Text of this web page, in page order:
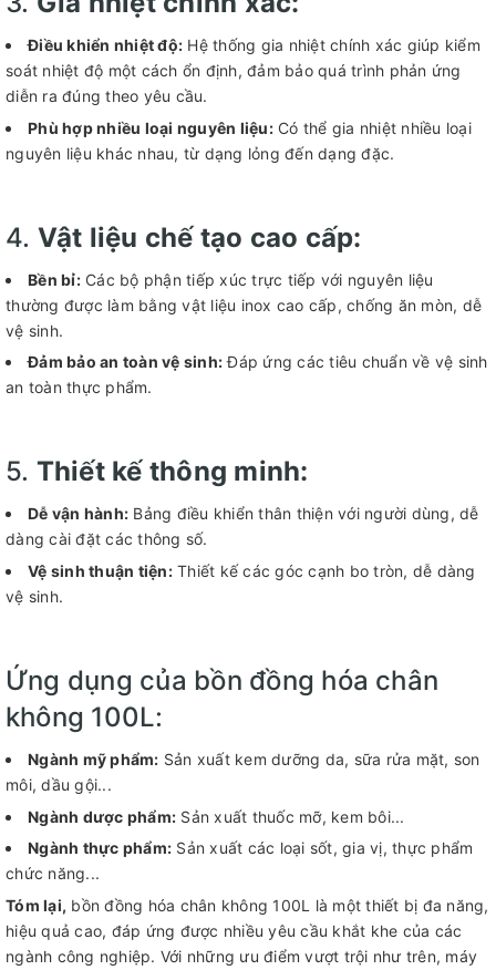
Điều khiển nhiệt độ: Hệ thống gia nhiệt chính xác giúp kiểm
soát nhiệt độ một cách ổn định, đảm bảo quá trình phản ứng
diễn ra đúng theo yêu cầu.
Phù hợp nhiều loại nguyên liệu:Có thể gia nhiệt nhiều loại
nguyên liệu khác nhau, từ dạng lỏng đến dạng đặc.
4. Vật liệu chế tạo cao cấp:
Bền bỉ:Các bộ phận tiếp xúc trực tiếp với nguyên liệu
thường được làm bằng vật liệu inox cao cấp, chống ăn mòn, dễ
vệ sinh.
Đảm bảo an toàn vệ sinh:Đáp ứng các tiêu chuẩn về vệ sinh
an toàn thực phẩm.
5. Thiết kế thông minh:
Dễ vận hành: Bảng điều khiển thân thiện với người dùng, dễ
dàng cài đặt các thông số.
Vệ sinh thuận tiện:Thiết kế các góc cạnh bo tròn, dễ dàng
vệ sinh.
Ứng dụng của bồn đồng hóa chân
không 100L:
Ngành mỹ phẩm: Sản xuất kem dưỡng da, sữa rửa mặt, son
môi, dầu gội...
Ngành dược phẩm: Sản xuất thuốc mỡ, kem bôi...
Ngành thực phẩm: Sản xuất các loại sốt, gia vị, thực phẩm
chức năng...
Tóm lại, bồn đồng hóa chân không 100L là một thiết bị đa năng,
hiệu quả cao, đáp ứng được nhiều yêu cầu khắt khe của các
ngành công nghiệp. Với những ưu điểm vượt trội như trên, máy